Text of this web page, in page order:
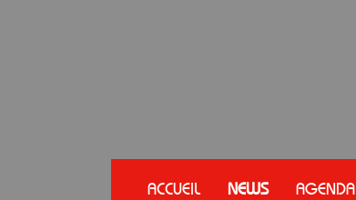
ACCUEIL NEWS AGENDA